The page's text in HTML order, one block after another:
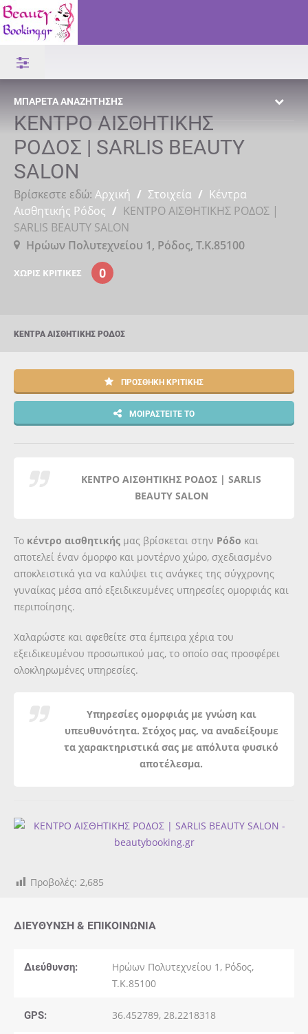
ΜΠΑΡΈΤΑ ΑΝΑΖΉΤΗΣΗΣ
ΚΕΝΤΡΟ ΑΙΣΘΗΤΙΚΗΣ
ΡΟΔΟΣ | SARLIS BEAUTY
SALON
Βρίσκεστε εδώ: Αρχική / Στοιχεία / Κέντρα
Αισθητικής Ρόδος / ΚΕΝΤΡΟ ΑΙΣΘΗΤΙΚΗΣ ΡΟΔΟΣ |
SARLIS BEAUTY SALON
Ηρώων Πολυτεχνείου 1, Ρόδος, Τ.Κ.85100
ΧΩΡΊΣ ΚΡΙΤΙΚΈΣ 0
ΚΈΝΤΡΑ ΑΙΣΘΗΤΙΚΉΣ ΡΌΔΟΣ
ΠΡΟΣΘΉΚΗ ΚΡΙΤΙΚΉΣ
ΜΟΙΡΑΣΤΕΊΤΕ ΤΟ
ΚΕΝΤΡΟ ΑΙΣΘΗΤΙΚΗΣ ΡΟΔΟΣ | SARLIS
BEAUTY SALON
Το κέντρο αισθητικής μας βρίσκεται στην Ρόδο και
αποτελεί έναν όμορφο και μοντέρνο χώρο, σχεδιασμένο
αποκλειστικά για να καλύψει τις ανάγκες της σύγχρονης
γυναίκας μέσα από εξειδικευμένες υπηρεσίες ομορφιάς και
περιποίησης.
Χαλαρώστε και αφεθείτε στα έμπειρα χέρια του
εξειδικευμένου προσωπικού μας, το οποίο σας προσφέρει
ολοκληρωμένες υπηρεσίες.
Υπηρεσίες ομορφιάς με γνώση και
υπευθυνότητα. Στόχος μας, να αναδείξουμε
τα χαρακτηριστικά σας με απόλυτα φυσικό
αποτέλεσμα.
Προβολές: 2,685
ΔΙΕΎΘΥΝΣΗ & ΕΠΙΚΟΙΝΩΝΊΑ
Διεύθυνση:
Ηρώων Πολυτεχνείου 1, Ρόδος,
Τ.Κ.85100
GPS: 36.452789, 28.2218318